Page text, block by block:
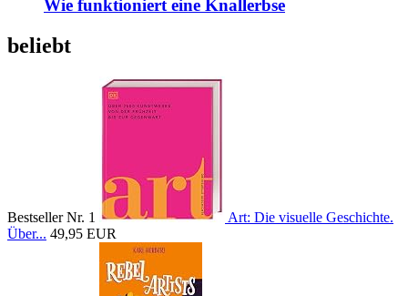
Wie funktioniert eine Knallerbse
beliebt
Bestseller Nr. 1
Art: Die visuelle Geschichte.
Über... 49,95 EUR